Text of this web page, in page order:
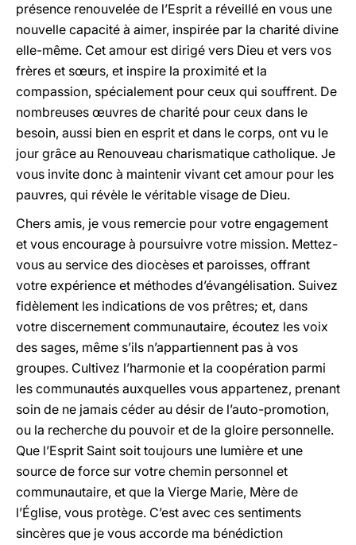
présence renouvelée de l’Esprit a réveillé en vous une
nouvelle capacité à aimer, inspirée par la charité divine
elle-même. Cet amour est dirigé vers Dieu et vers vos
frères et sœurs, et inspire la proximité et la
compassion, spécialement pour ceux qui souffrent. De
nombreuses œuvres de charité pour ceux dans le
besoin, aussi bien en esprit et dans le corps, ont vu le
jour grâce au Renouveau charismatique catholique. Je
vous invite donc à maintenir vivant cet amour pour les
pauvres, qui révèle le véritable visage de Dieu.
Chers amis, je vous remercie pour votre engagement
et vous encourage à poursuivre votre mission. Mettez-
vous au service des diocèses et paroisses, offrant
votre expérience et méthodes d’évangélisation. Suivez
fidèlement les indications de vos prêtres; et, dans
votre discernement communautaire, écoutez les voix
des sages, même s’ils n’appartiennent pas à vos
groupes. Cultivez l’harmonie et la coopération parmi
les communautés auxquelles vous appartenez, prenant
soin de ne jamais céder au désir de l’auto-promotion,
ou la recherche du pouvoir et de la gloire personnelle.
Que l’Esprit Saint soit toujours une lumière et une
source de force sur votre chemin personnel et
communautaire, et que la Vierge Marie, Mère de
l’Église, vous protège. C’est avec ces sentiments
sincères que je vous accorde ma bénédiction